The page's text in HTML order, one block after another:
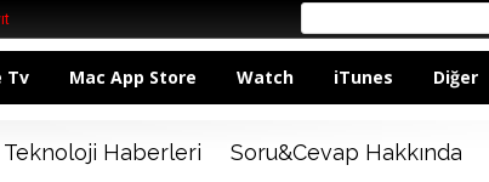
Tv Mac App Store Watch iTunes Diğer
Teknoloji Haberleri Soru&Cevap Hakkında